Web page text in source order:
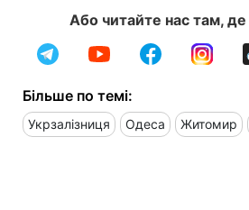
Або читайте нас там,
Більше по темі:
Укрзалізниця Одеса Житомир